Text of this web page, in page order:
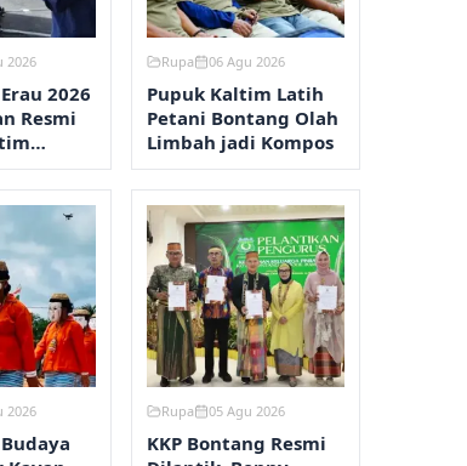
2026
2026
Resmi
Adat
Rupa 06 Agu 2026
Pupuk Kaltim Latih
Petani Bontang Olah
Limbah jadi Kompos
2026 Rupa 05 Agu 2026
KKP Bontang Resmi